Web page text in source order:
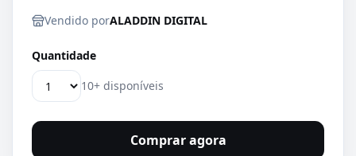
Vendido porALADDIN DIGITAL
Quantidade
10+ disponíveis
Comprar agora